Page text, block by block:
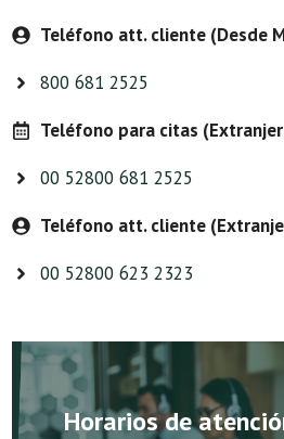
Teléfono att. cliente (Desde
800 681 2525
Teléfono para citas
00 52800 681 2525
Teléfono att. cliente
00 52800 623 2323
Horarios de